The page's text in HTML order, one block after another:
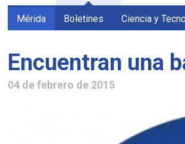
Mérida Boletines Ciencia y
Encuentran una
04 de febrero de 2015